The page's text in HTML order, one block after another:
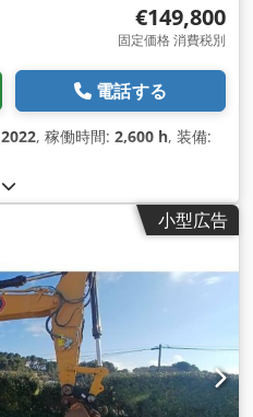
€149,800
固定価格 消費税別
電話する
2022, 稼働時間: 2,600 h, 装備:
小型広告